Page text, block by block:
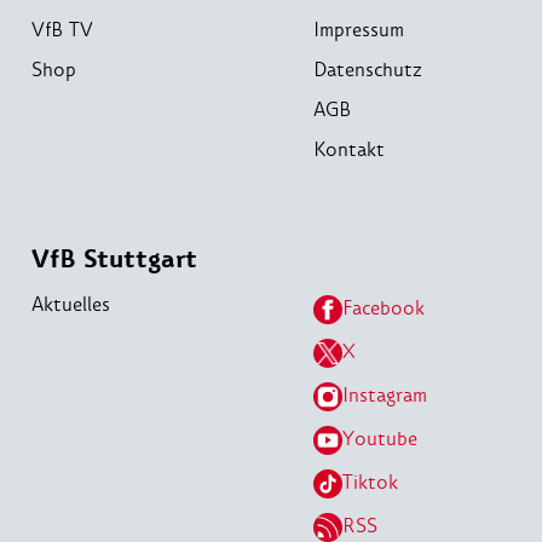
VfB TV
Shop
Impressum
Datenschutz
AGB
Kontakt
VfB Stuttgart
Aktuelles
Facebook
X
Instagram
Youtube
Tiktok
RSS